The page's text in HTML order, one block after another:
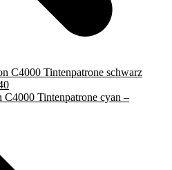
C4000 Tintenpatrone schwarz
C4000 Tintenpatrone cyan –